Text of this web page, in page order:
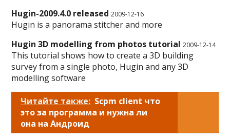
Hugin-2009.4.0 released 2009-12-16
Hugin is a panorama stitcher and more
Hugin 3D modelling from photos tutorial 2009-12-14
This tutorial shows how to create a 3D building
survey from a single photo, Hugin and any 3D
modelling software
Читайте также: Scpm client что
это за программа и нужна ли
она на Андроид